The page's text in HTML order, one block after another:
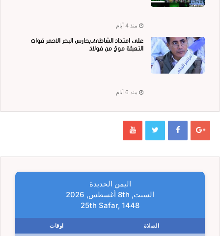
منذ 4 أيام
على امتداد الشاطئ..بحارس البحر الاحمر قوات
التعبئة موجٌ من فولاذ
منذ 6 أيام
اليمن الحديدة
السبت, 8th أغسطس, 2026
25th Safar, 1448
الصلاة اوقات